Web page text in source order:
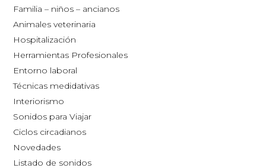
se
pueden
elegir
en
la
página
producto
Familia – niños – ancianos
Animales veterinaria
Hospitalización
Herramientas Profesionales
Entorno laboral
Técnicas medidativas
Interiorismo
Sonidos para Viajar
Ciclos circadianos
Novedades
Listado de sonidos